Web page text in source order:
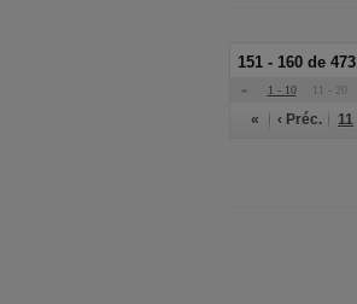
151 - 160 de 473
« 1 - 10 11 - 20
« ‹ Préc. 11